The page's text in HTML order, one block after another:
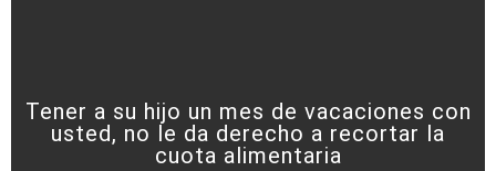
Tener a su hijo un mes de vacaciones con
usted, no le da derecho a recortar la
cuota alimentaria